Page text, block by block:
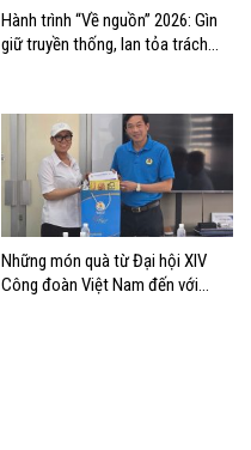
Hành trình “Về nguồn” 2026: Gìn
giữ truyền thống, lan tỏa trách
Những món quà từ Đại hội XIV
Công đoàn Việt Nam đến với